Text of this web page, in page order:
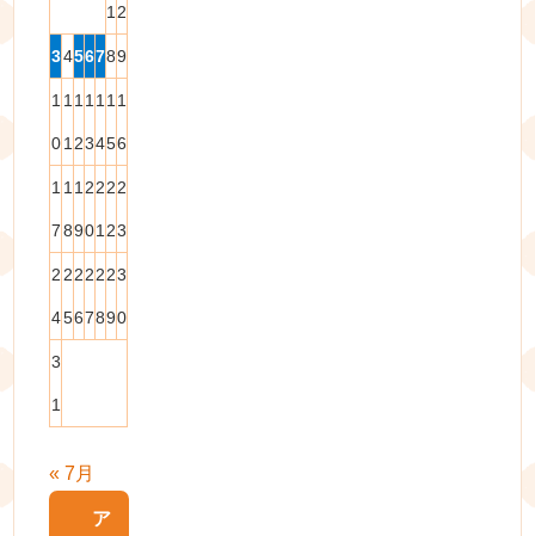
1 2
3456789
1
0
1
1
1
2
1
3
1
4
1
5
1
6
1
7
1
8
1
9
2
0
2
1
2
2
2
3
2
4
2
5
2
6
2
7
2
8
2
9
3
0
3
1
« 7月
ア